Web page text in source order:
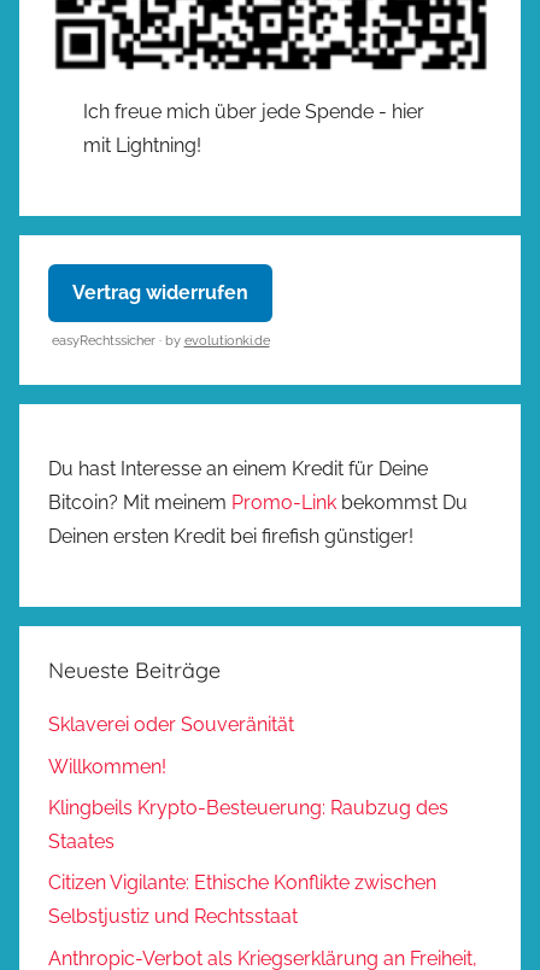
Ich freue mich über jede Spende - hier
mit Lightning!
Vertrag widerrufen
easyRechtssicher · by evolutionki.de
Du hast Interesse an einem Kredit für Deine
Bitcoin? Mit meinem Promo-Link bekommst Du
Deinen ersten Kredit bei firefish günstiger!
Neueste Beiträge
Sklaverei oder Souveränität
Willkommen!
Klingbeils Krypto-Besteuerung: Raubzug des
Staates
Citizen Vigilante: Ethische Konflikte zwischen
Selbstjustiz und Rechtsstaat
Anthropic-Verbot als Kriegserklärung an Freiheit,